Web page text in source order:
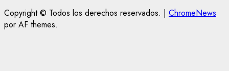
Copyright © Todos los derechos reservados. | ChromeNews
por AF themes.